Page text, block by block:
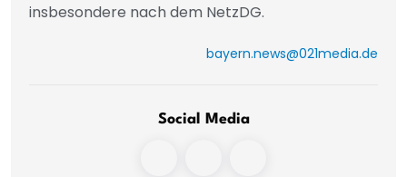
insbesondere nach dem NetzDG.
bayern.news@021media.de
Social Media